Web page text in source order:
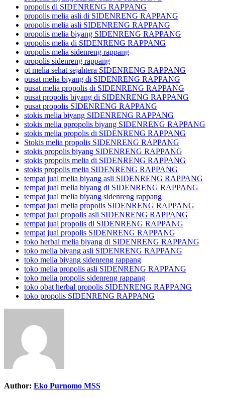
propolis di SIDENRENG RAPPANG
propolis melia asli di SIDENRENG RAPPANG
propolis melia asli SIDENRENG RAPPANG
propolis melia biyang SIDENRENG RAPPANG
propolis melia di SIDENRENG RAPPANG
propolis melia sidenreng rappang
propolis sidenreng rappang
pt melia sehat sejahtera SIDENRENG RAPPANG
pusat melia biyang di SIDENRENG RAPPANG
pusat melia propolis di SIDENRENG RAPPANG
pusat propolis biyang di SIDENRENG RAPPANG
pusat propolis SIDENRENG RAPPANG
stokis melia biyang SIDENRENG RAPPANG
stokis melia ppropolis biyang SIDENRENG RAPPANG
stokis melia propolis di SIDENRENG RAPPANG
Stokis melia propolis SIDENRENG RAPPANG
stokis propolis biyang SIDENRENG RAPPANG
stokis propolis melia di SIDENRENG RAPPANG
stokis propolis melia SIDENRENG RAPPANG
tempat jual melia biyang asli SIDENRENG RAPPANG
tempat jual melia biyang di SIDENRENG RAPPANG
tempat jual melia biyang sidenreng rappang
tempat jual melia propolis SIDENRENG RAPPANG
tempat jual propolis asli SIDENRENG RAPPANG
tempat jual propolis di SIDENRENG RAPPANG
tempat jual propolis SIDENRENG RAPPANG
toko herbal melia biyang di SIDENRENG RAPPANG
toko melia biyang asli SIDENRENG RAPPANG
toko melia biyang sidenreng rappang
toko melia propolis asli SIDENRENG RAPPANG
toko melia propolis sidenreng rappang
toko obat herbal propolis SIDENRENG RAPPANG
toko propolis SIDENRENG RAPPANG
Author: Eko Purnomo MSS